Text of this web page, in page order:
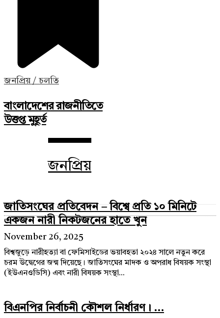
জনপ্রিয় / চলতি
বাংলাদেশের রাজনীতিতে
উত্তপ্ত মুহূর্ত
জনপ্রিয়
জাতিসংঘের প্রতিবেদন – বিশ্বে প্রতি ১০ মিনিটে
একজন নারী নিকটজনের হাতে খুন
November 26, 2025
বিশ্বজুড়ে নারীহত্যা বা ফেমিসাইডের ভয়াবহতা ২০২৪ সালে নতুন করে
চরম উদ্বেগের জন্ম দিয়েছে। জাতিসংঘের মাদক ও অপরাধ বিষয়ক সংস্থা
(ইউএনওডিসি) এবং নারী বিষয়ক সংস্থা...
বিএনপির নির্বাচনী কৌশল নির্ধারণ। ...